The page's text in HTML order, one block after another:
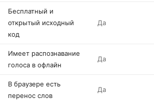
Бесплатный и
открытый исходный
код
Да
Имеет распознавание
голоса в офлайн
Да
В браузере есть
перенос слов
Да